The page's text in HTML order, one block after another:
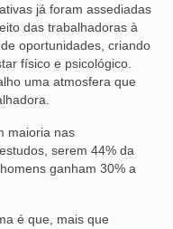
já foram assediadas
das trabalhadoras à
oportunidades, criando
físico e psicológico.
uma atmosfera que
maioria nas
serem 44% da
ganham 30% a
é que, mais que